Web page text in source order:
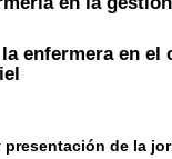
enfermera en el
presentación de la